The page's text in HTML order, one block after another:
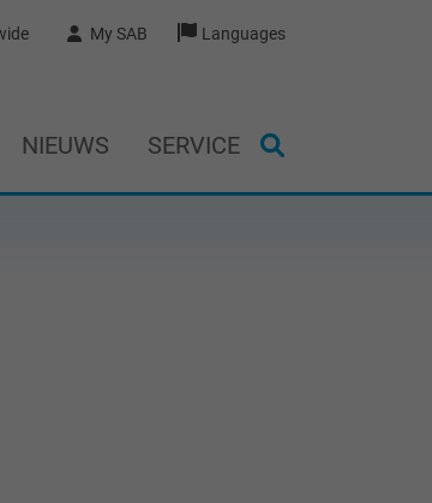
My SAB Languages
NIEUWS SERVICE